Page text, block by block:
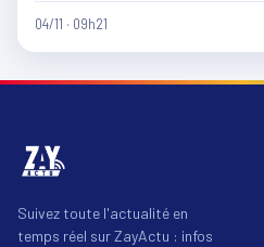
04/11 · 09h21
Suivez toute l'actualité en
temps réel sur ZayActu : infos